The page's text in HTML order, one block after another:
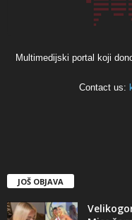
Multimedijski portal koji
Contact us:
JOŠ OBJAVA